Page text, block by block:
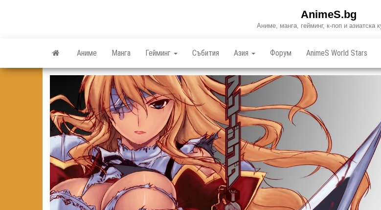
AnimeS.bg
Аниме, манга, гейминг, к-поп и азиатска
Аниме Манга Гейминг Събития Азия Форум AnimeS World Stars